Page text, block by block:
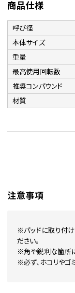
商品仕様
呼び径
本体サイズ
重量
最高使用回転数
推奨コンパウンド
材質
注意事項
※パッドに取り付け
ださい。
※角や鋭利な箇所に
※必ず、ホコリやゴ